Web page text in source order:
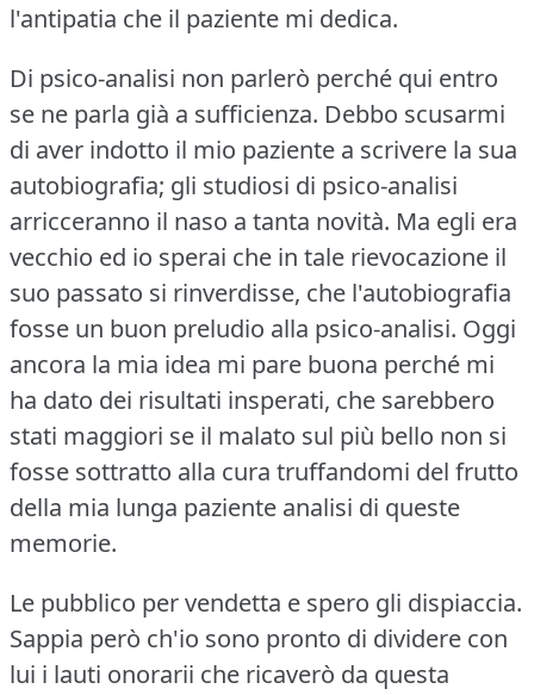
l'antipatia che il paziente mi dedica.
Di psico-analisi non parlerò perché qui entro
se ne parla già a sufficienza. Debbo scusarmi
di aver indotto il mio paziente a scrivere la sua
autobiografia; gli studiosi di psico-analisi
arricceranno il naso a tanta novità. Ma egli era
vecchio ed io sperai che in tale rievocazione il
suo passato si rinverdisse, che l'autobiografia
fosse un buon preludio alla psico-analisi. Oggi
ancora la mia idea mi pare buona perché mi
ha dato dei risultati insperati, che sarebbero
stati maggiori se il malato sul più bello non si
fosse sottratto alla cura truffandomi del frutto
della mia lunga paziente analisi di queste
memorie.
Le pubblico per vendetta e spero gli dispiaccia.
Sappia però ch'io sono pronto di dividere con
lui i lauti onorarii che ricaverò da questa